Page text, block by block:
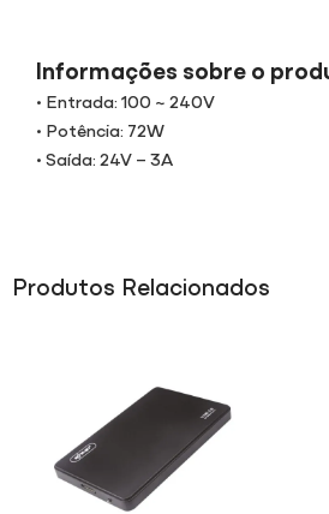
Informações sobre o
• Entrada: 100 ~ 240V
• Potência: 72W
• Saída: 24V – 3A
Produtos Relacionados